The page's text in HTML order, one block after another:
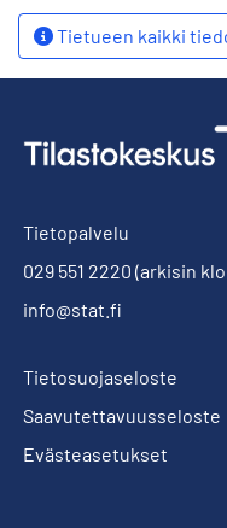
Tietueen kaikki
Tietopalvelu
029 551 2220 (arkisin klo
info@stat.fi
Tietosuojaseloste
Saavutettavuusseloste
Evästeasetukset